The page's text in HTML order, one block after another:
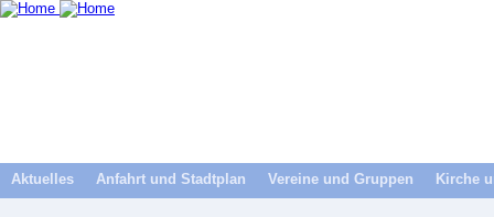
Aktuelles Anfahrt und Stadtplan Vereine und Gruppen Kirche